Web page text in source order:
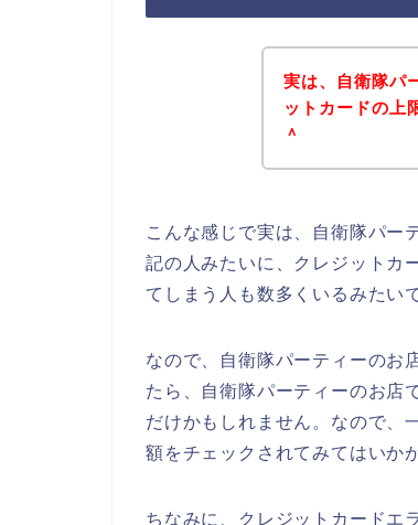
実は、自衛隊パ
ットカードの上
＾
こんな感じで実は、自衛隊パー
記の人みたいに、クレジットカ
てしまう人も数多くいるみたい
なので、自衛隊パーティーのお
たら、自衛隊パーティーのお店
だけかもしれません。なので、
額をチェックされてみてはいか
ちなみに、クレジットカードエ